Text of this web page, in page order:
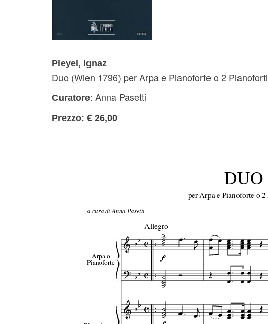
Pleyel, Ignaz
Duo (Wien 1796) per Arpa e Pianoforte o 2 Pianoforti
Curatore: Anna Pasetti
Prezzo: € 26,00